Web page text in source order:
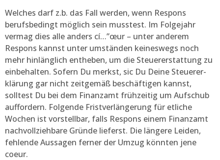
Welches darf z.b. das Fall werden, wenn Respons
berufsbedingt möglich sein musstest. Im Folgejahr
vermag dies alle anders cí…”œur – unter anderem
Respons kannst unter umständen keineswegs noch
mehr hinlänglich entheben, um die Steuererstattung zu
einbehalten. Sofern Du merkst, sic Du Deine Steu­er­er­
klä­rung gar nicht zeitgemäß beschäftigen kannst,
solltest Du bei dem Finanzamt frühzeitig um Aufschub
auffordern. Folgende Fristverlängerung für etliche
Wochen ist vorstellbar, falls Respons einem Finanzamt
nachvollziehbare Gründe lieferst. Die längere Leiden,
fehlende Aussagen ferner der Umzug könnten jene
coeur.